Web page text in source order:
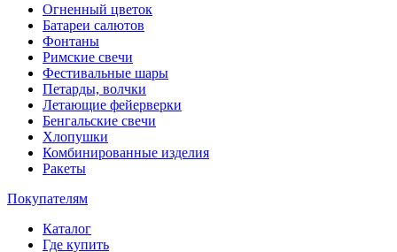
Огненный цветок
Батареи салютов
Фонтаны
Римские свечи
Фестивальные шары
Петарды, волчки
Летающие фейерверки
Бенгальские свечи
Хлопушки
Комбинированные изделия
Ракеты
Покупателям
Каталог
Где купить